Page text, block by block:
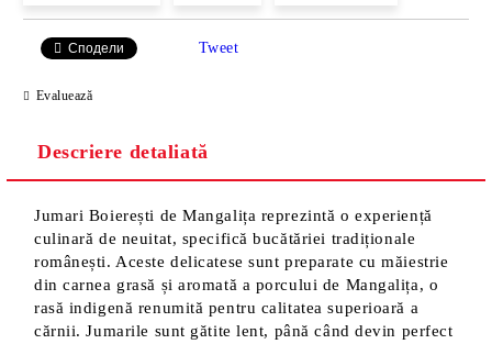
Сподели Tweet
Evaluează
Descriere detaliată
Jumari Boierești de Mangalița reprezintă o experiență
culinară de neuitat, specifică bucătăriei tradiționale
românești. Aceste delicatese sunt preparate cu măiestrie
din carnea grasă și aromată a porcului de Mangalița, o
rasă indigenă renumită pentru calitatea superioară a
cărnii. Jumarile sunt gătite lent, până când devin perfect